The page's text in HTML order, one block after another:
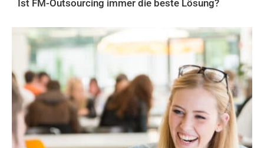
Ist FM-Outsourcing immer die beste Lösung?